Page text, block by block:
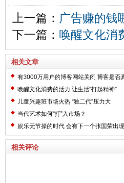
上一篇： 广告赚的钱
下一篇： 唤醒文化消
相关文章
有3000万用户的博客网站关闭 博客是否
唤醒文化消费的活力 让生活“打起精神”
儿童兴趣班市场火热 “独二代”压力大
当代艺术如何“打”入市场？
娱乐无节操的时代 会有下一个张国荣出
相关评论